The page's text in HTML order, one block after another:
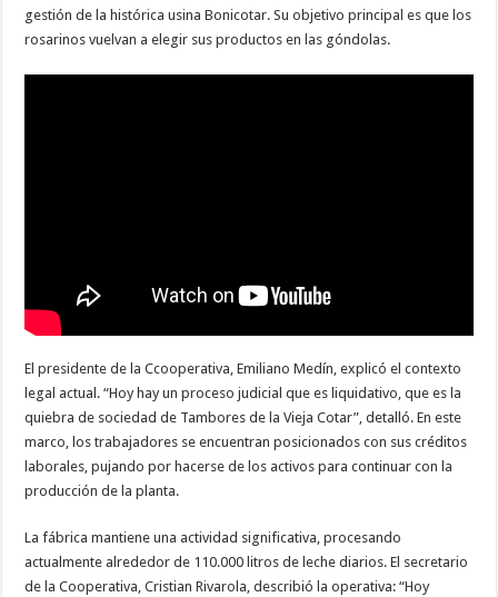
gestión de la histórica usina Bonicotar. Su objetivo principal es que los
rosarinos vuelvan a elegir sus productos en las góndolas.
El presidente de la Ccooperativa, Emiliano Medín, explicó el contexto
legal actual. “Hoy hay un proceso judicial que es liquidativo, que es la
quiebra de sociedad de Tambores de la Vieja Cotar”, detalló. En este
marco, los trabajadores se encuentran posicionados con sus créditos
laborales, pujando por hacerse de los activos para continuar con la
producción de la planta.
La fábrica mantiene una actividad significativa, procesando
actualmente alrededor de 110.000 litros de leche diarios. El secretario
de la Cooperativa, Cristian Rivarola, describió la operativa: “Hoy